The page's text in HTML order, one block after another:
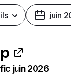
juin
juin 2026